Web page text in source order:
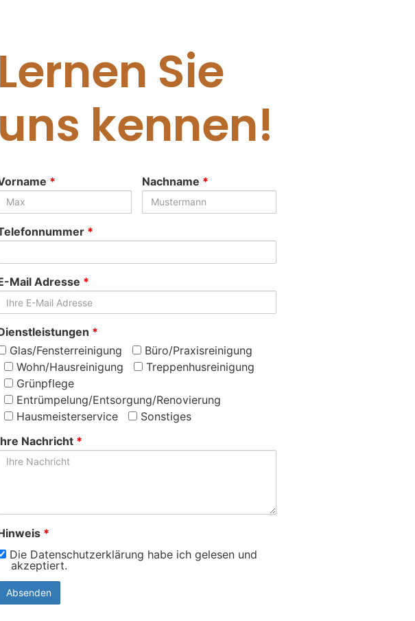
Lernen Sie
uns kennen!
* Nachname *
*
Mail Adresse *
*
Glas/Fensterreinigung
Büro/Praxisreinigung
Wohn/Hausreinigung
Treppenhusreinigung
Grünpflege
Entrümpelung/Entsorgung/Renovierung
Hausmeisterservice
Sonstiges
Nachricht *
*
Die Datenschutzerklärung habe ich gelesen und
akzeptiert.